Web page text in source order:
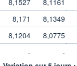
8,171 8,1349
8,1204 8,0775
- -